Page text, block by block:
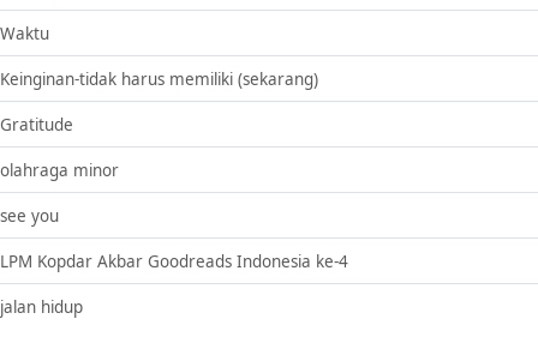
Waktu
Keinginan-tidak harus memiliki (sekarang)
Gratitude
olahraga minor
see you
LPM Kopdar Akbar Goodreads Indonesia ke-4
jalan hidup